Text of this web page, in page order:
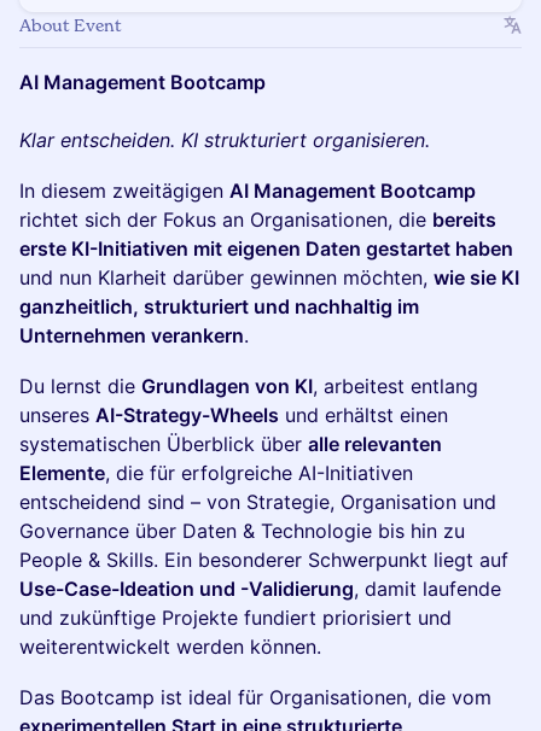
About Event
AI Management Bootcamp
Klar entscheiden. KI strukturiert organisieren.
In diesem zweitägigen AI Management Bootcamp
richtet sich der Fokus an Organisationen, die bereits
erste KI-Initiativen mit eigenen Daten gestartet haben
und nun Klarheit darüber gewinnen möchten, wie sie KI
ganzheitlich, strukturiert und nachhaltig im
Unternehmen verankern.
Du lernst die Grundlagen von KI, arbeitest entlang
unseres AI-Strategy-Wheels und erhältst einen
systematischen Überblick über alle relevanten
Elemente, die für erfolgreiche AI-Initiativen
entscheidend sind – von Strategie, Organisation und
Governance über Daten & Technologie bis hin zu
People & Skills. Ein besonderer Schwerpunkt liegt auf
Use-Case-Ideation und -Validierung, damit laufende
und zukünftige Projekte fundiert priorisiert und
weiterentwickelt werden können.
Das Bootcamp ist ideal für Organisationen, die vom
experimentellen Start in eine strukturierte